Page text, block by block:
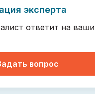
эксперта
ответит на ваши
вопрос